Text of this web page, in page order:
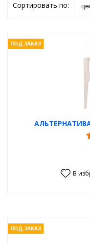
Сортировать по:
ПОД ЗАКАЗ
В
ПОД ЗАКАЗ